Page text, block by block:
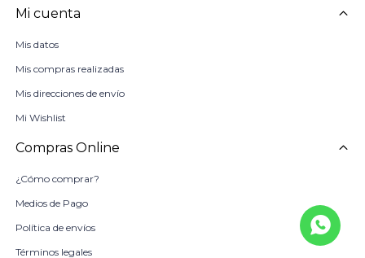
Mi cuenta
Mis datos
Mis compras realizadas
Mis direcciones de envío
Mi Wishlist
Compras Online
¿Cómo comprar?
Medios de Pago
Política de envíos
Términos legales